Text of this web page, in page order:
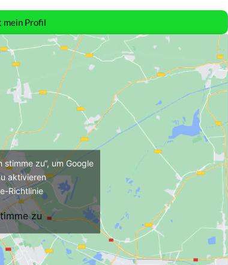
mein Profil
stimme zu“, um Google
aktivieren
Richtlinie
zu